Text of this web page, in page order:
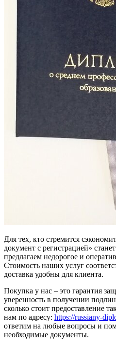
Для тех, кто стремится
документ с регистрацией»
предлагаем недорогое и
Стоимость наших услуг
доставка удобны для клиента.
Покупка у нас – это гарантия
уверенность в получении
сколько стоит предоставление
нам по адресу: https://russiany-
ответим на любые вопросы и
необходимые документы.